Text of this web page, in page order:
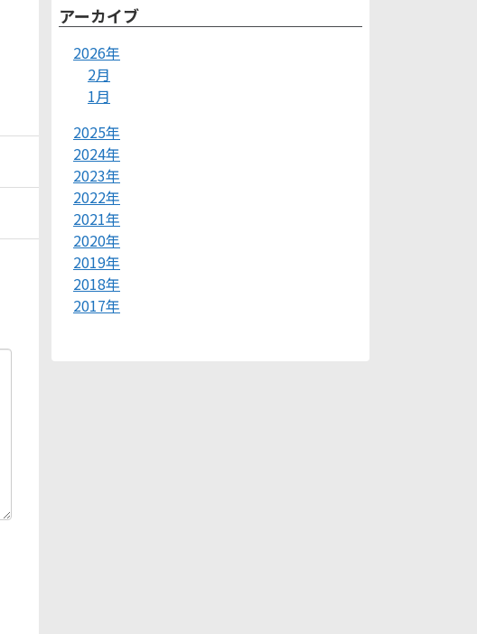
アーカイブ
2026年
2月
1月
2025年
2024年
2023年
2022年
2021年
2020年
2019年
2018年
2017年